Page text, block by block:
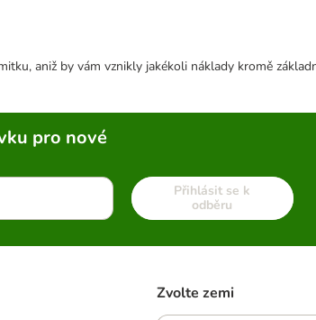
aniž by vám vznikly jakékoli náklady kromě
pro nové
Přihlásit se k
odběru
Zvolte zemi